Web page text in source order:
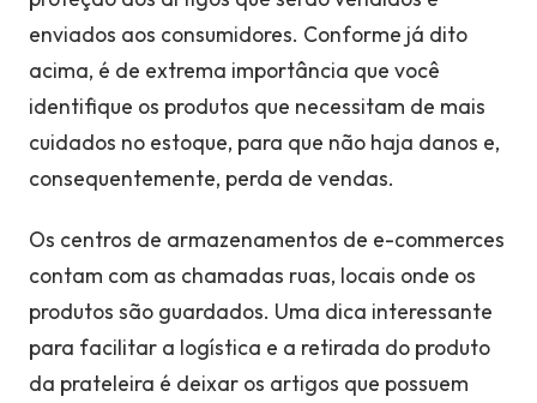
enviados aos consumidores. Conforme já dito
acima, é de extrema importância que você
identifique os produtos que necessitam de mais
cuidados no estoque, para que não haja danos e,
consequentemente, perda de vendas.
Os centros de armazenamentos de e-commerces
contam com as chamadas ruas, locais onde os
produtos são guardados. Uma dica interessante
para facilitar a logística e a retirada do produto
da prateleira é deixar os artigos que possuem